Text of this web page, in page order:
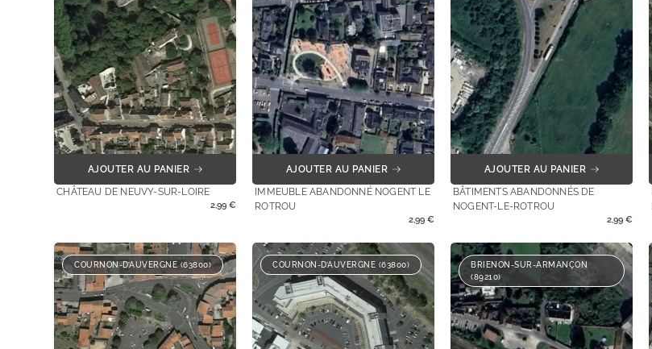
AJOUTER AU PANIER
CHÂTEAU DE NEUVY-SUR-LOIRE
2,99€
AJOUTER AU PANIER
IMMEUBLE ABANDONNÉ NOGENT LE
ROTROU
2,99€
AJOUTER AU PANIER
BÂTIMENTS ABANDONNÉS DE
NOGENT-LE-ROTROU
2,99 €
COURNON-D’AUVERGNE (63800) COURNON-D’AUVERGNE (63800)
BRIENON-SUR-ARMANÇON
(89210)